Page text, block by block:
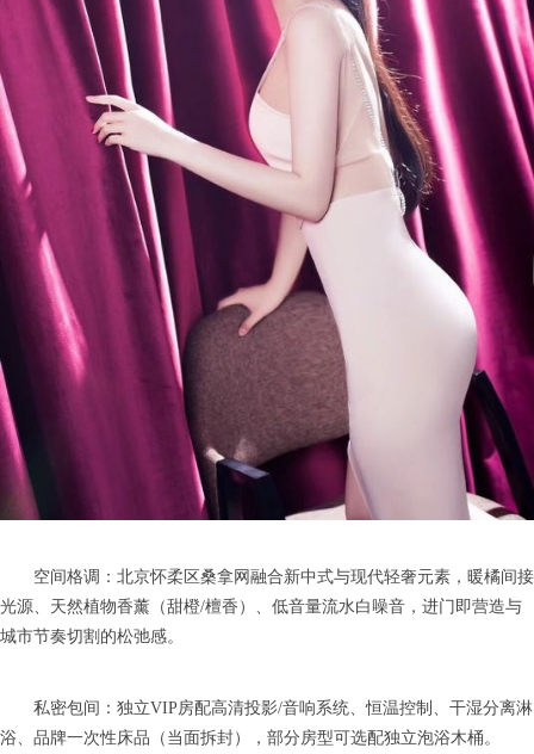
空间格调：北京怀柔区桑拿网融合新中式与现代轻奢元素，暖橘间接
光源、天然植物香薰（甜橙/檀香）、低音量流水白噪音，进门即营造与
城市节奏切割的松弛感。
私密包间：独立VIP房配高清投影/音响系统、恒温控制、干湿分离淋
浴、品牌一次性床品（当面拆封），部分房型可选配独立泡浴木桶。